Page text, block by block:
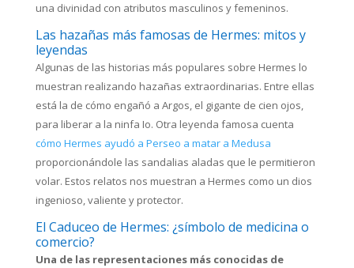
una divinidad con atributos masculinos y femeninos.
Las hazañas más famosas de Hermes: mitos y
leyendas
Algunas de las historias más populares sobre Hermes lo
muestran realizando hazañas extraordinarias. Entre ellas
está la de cómo engañó a Argos, el gigante de cien ojos,
para liberar a la ninfa Io. Otra leyenda famosa cuenta
cómo Hermes ayudó a Perseo a matar a Medusa
proporcionándole las sandalias aladas que le permitieron
volar. Estos relatos nos muestran a Hermes como un dios
ingenioso, valiente y protector.
El Caduceo de Hermes: ¿símbolo de medicina o
comercio?
Una de las representaciones más conocidas de